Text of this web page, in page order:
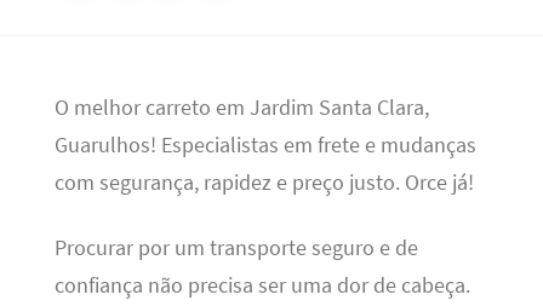
O melhor carreto em Jardim Santa Clara,
Guarulhos! Especialistas em frete e mudanças
com segurança, rapidez e preço justo. Orce já!
Procurar por um transporte seguro e de
confiança não precisa ser uma dor de cabeça.